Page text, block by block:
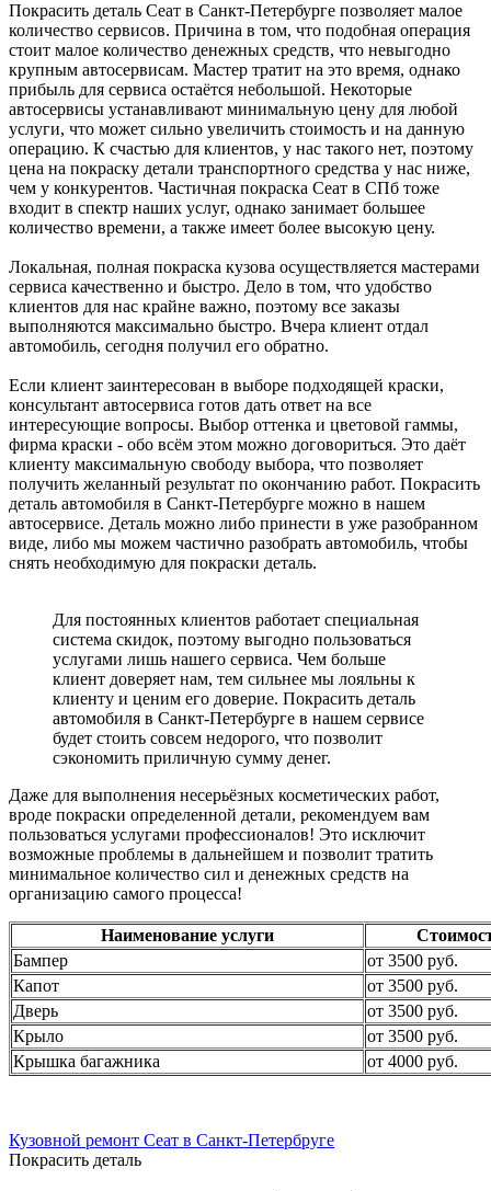
Покрасить деталь Сеат в Санкт-Петербурге позволяет малое
количество сервисов. Причина в том, что подобная операция
стоит малое количество денежных средств, что невыгодно
крупным автосервисам. Мастер тратит на это время, однако
прибыль для сервиса остаётся небольшой. Некоторые
автосервисы устанавливают минимальную цену для любой
услуги, что может сильно увеличить стоимость и на данную
операцию. К счастью для клиентов, у нас такого нет, поэтому
цена на покраску детали транспортного средства у нас ниже,
чем у конкурентов. Частичная покраска Сеат в СПб тоже
входит в спектр наших услуг, однако занимает большее
количество времени, а также имеет более высокую цену.
Локальная, полная покраска кузова осуществляется мастерами
сервиса качественно и быстро. Дело в том, что удобство
клиентов для нас крайне важно, поэтому все заказы
выполняются максимально быстро. Вчера клиент отдал
автомобиль, сегодня получил его обратно.
Если клиент заинтересован в выборе подходящей краски,
консультант автосервиса готов дать ответ на все
интересующие вопросы. Выбор оттенка и цветовой гаммы,
фирма краски - обо всём этом можно договориться. Это даёт
клиенту максимальную свободу выбора, что позволяет
получить желанный результат по окончанию работ. Покрасить
деталь автомобиля в Санкт-Петербурге можно в нашем
автосервисе. Деталь можно либо принести в уже разобранном
виде, либо мы можем частично разобрать автомобиль, чтобы
снять необходимую для покраски деталь.
Для постоянных клиентов работает специальная
система скидок, поэтому выгодно пользоваться
услугами лишь нашего сервиса. Чем больше
клиент доверяет нам, тем сильнее мы лояльны к
клиенту и ценим его доверие. Покрасить деталь
автомобиля в Санкт-Петербурге в нашем сервисе
будет стоить совсем недорого, что позволит
сэкономить приличную сумму денег.
Даже для выполнения несерьёзных косметических работ,
вроде покраски определенной детали, рекомендуем вам
пользоваться услугами профессионалов! Это исключит
возможные проблемы в дальнейшем и позволит тратить
минимальное количество сил и денежных средств на
организацию самого процесса!
Наименование услуги
Бампер
от 3500 руб.
Капот
от 3500 руб.
Дверь
от 3500 руб.
Крыло
от 3500 руб.
Крышка багажника
от 4000 руб.
Кузовной ремонт Сеат в Санкт-Петербруге
Покрасить деталь